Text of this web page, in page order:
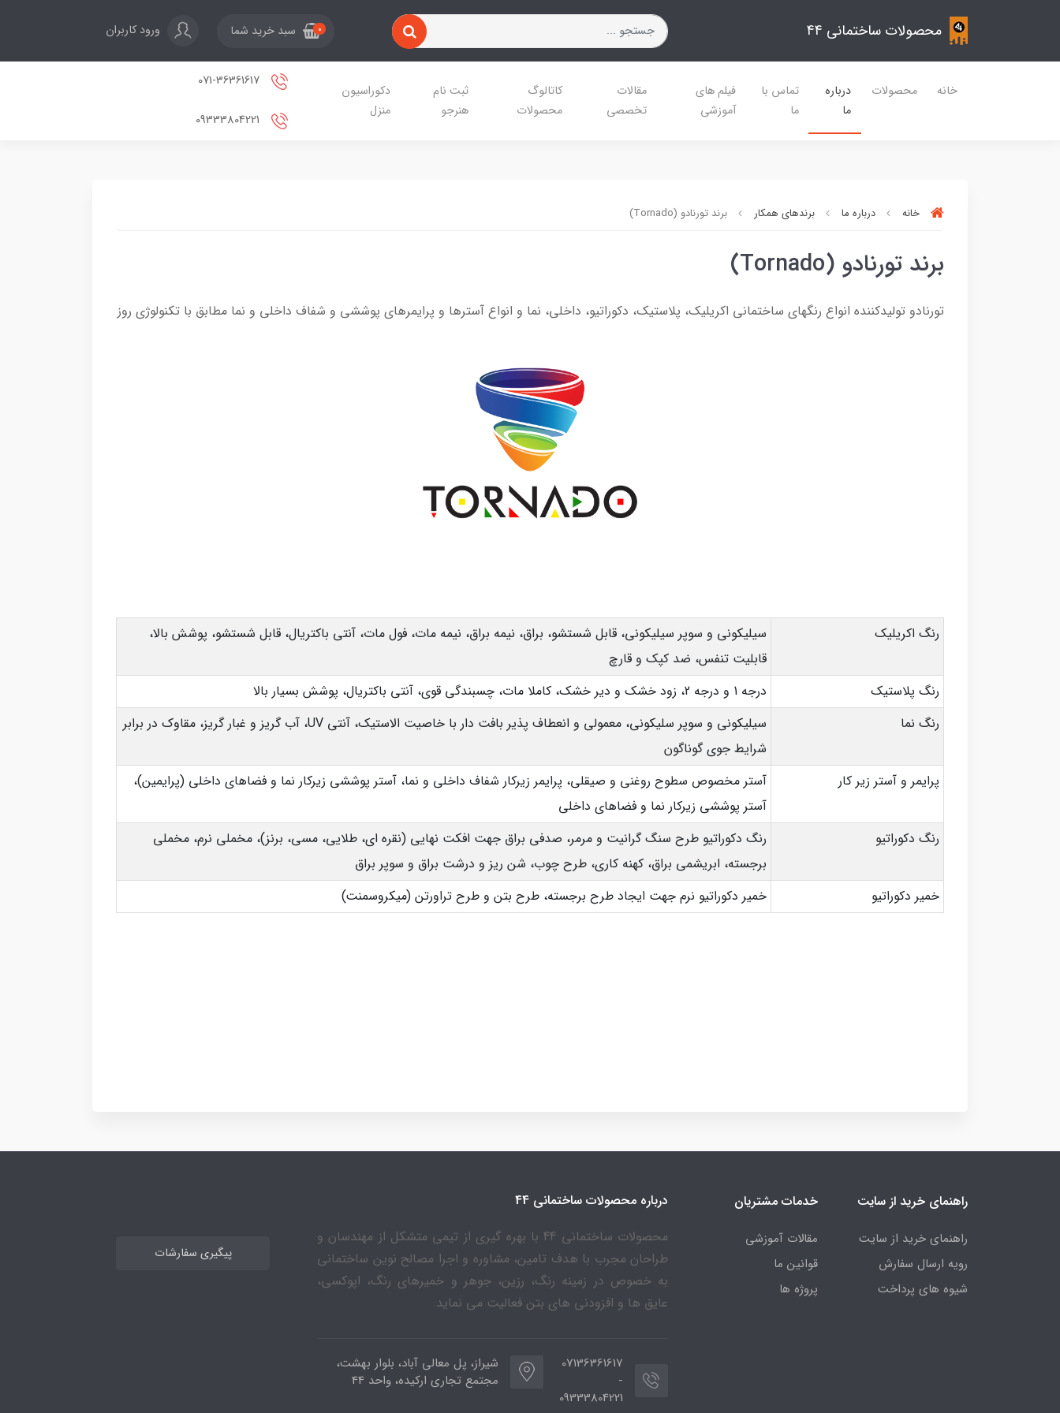
محصولات ساختمانی 44 0 سبد خرید شما ورود کاربران
خانه محصولات
درباره
ما
تماس با
ما
فیلم های
آموزشی
مقالات
تخصصی
کاتالوگ
محصولات
ثبت نام
هنرجو
دکوراسیون
منزل
خانه درباره ما برندهای همکار برند تورنادو (Tornado)
برند تورنادو (Tornado)
تورنادو تولیدکننده انواع رنگهای ساختمانی اکریلیک، پلاستیک، دکوراتیو، داخلی، نما و انواع آسترها و پرایمرهای پوششی و شفاف داخلی و نما مطابق با تکنولوژی روز
رنگ اکریلیک
سیلیکونی و سوپر سیلیکونی، قابل شستشو، براق، نیمه براق، نیمه مات، فول مات، آنتی باکتریال، قابل شستشو، پوشش بالا،
قابلیت تنفس، ضد کپک و قارچ
رنگ پلاستیک
درجه 1 و درجه 2، زود خشک و دیر خشک، کاملا مات، چسبندگی قوی، آنتی باکتریال، پوشش بسیار بالا
رنگ نما
سیلیکونی و سوپر سلیکونی، معمولی و انعطاف پذیر بافت دار با خاصیت الاستیک، آنتی UV، آب گریز و غبار گریز، مقاوک در برابر
شرایط جوی گوناگون
پرایمر و آستر زیر کار
آستر مخصوص سطوح روغنی و صیقلی، پرایمر زیرکار شفاف داخلی و نما، آستر پوششی زیرکار نما و فضاهای داخلی (پرایمین)،
آستر پوششی زیرکار نما و فضاهای داخلی
رنگ دکوراتیو
رنگ دکوراتیو طرح سنگ گرانیت و مرمر، صدفی براق جهت افکت نهایی (نقره ای، طلایی، مسی، برنز)، مخملی نرم، مخملی
برجسته، ابریشمی براق، کهنه کاری، طرح چوب، شن ریز و درشت براق و سوپر براق
خمیر دکوراتیو
خمیر دکوراتیو نرم جهت ایجاد طرح برجسته، طرح بتن و طرح تراورتن (میکروسمنت)
راهنمای خرید از سایت
راهنمای خرید از سایت
رویه ارسال سفارش
شیوه های پرداخت
خدمات مشتریان
مقالات آموزشی
قوانین ما
پروژه ها
درباره محصولات ساختمانی 44
محصولات ساختمانی 44 با بهره گیری از تیمی متشکل از مهندسان و
طراحان مجرب با هدف تامین، مشاوره و اجرا مصالح نوین ساختمانی
به خصوص در زمینه رنگ، رزین، جوهر و خمیرهای رنگ، اپوکسی،
عایق ها و افزودنی های بتن فعالیت می نماید.
07136361617
-
09333804221
شیراز، پل معالی آباد، بلوار بهشت،
مجتمع تجاری ارکیده، واحد 44
پیگیری سفارشات